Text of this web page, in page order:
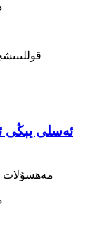
4.
ئەسلى يېڭى
1.